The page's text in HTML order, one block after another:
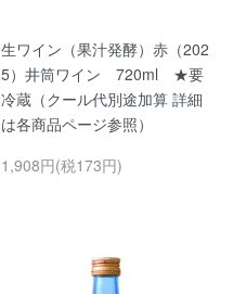
生ワイン（果汁発酵）赤（202
5）井筒ワイン 720ml ★要
冷蔵（クール代別途加算 詳細
は各商品ページ参照）
1,908円(税173円)